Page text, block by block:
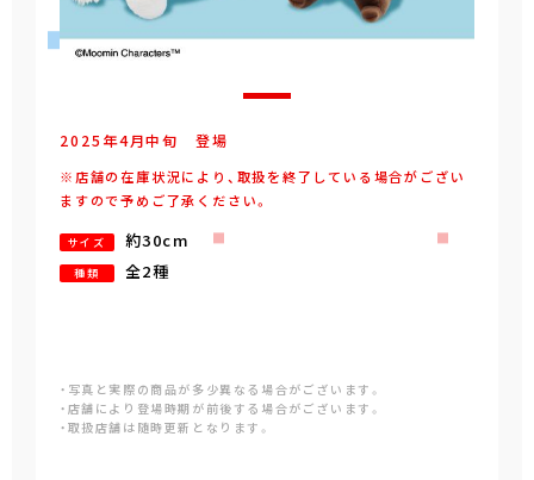
2025年4月中旬 登場
※店舗の在庫状況により、取扱を終了している場合がござい
ますので予めご了承ください。
サイズ 約30cm
種類 全2種
・写真と実際の商品が多少異なる場合がございます。
・店舗により登場時期が前後する場合がございます。
・取扱店舗は随時更新となります。